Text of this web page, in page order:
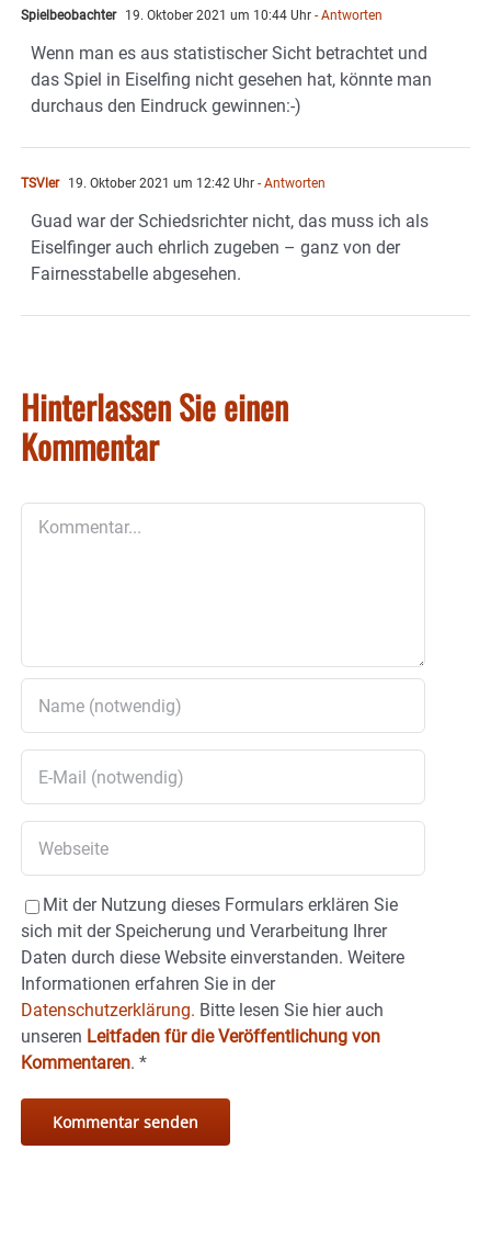
Spielbeobachter 19. Oktober 2021 um 10:44 Uhr - Antworten
Wenn man es aus statistischer Sicht betrachtet und
das Spiel in Eiselfing nicht gesehen hat, könnte man
durchaus den Eindruck gewinnen:-)
TSVler 19. Oktober 2021 um 12:42 Uhr - Antworten
Guad war der Schiedsrichter nicht, das muss ich als
Eiselfinger auch ehrlich zugeben – ganz von der
Fairnesstabelle abgesehen.
Hinterlassen Sie einen
Kommentar
Mit der Nutzung dieses Formulars erklären Sie
sich mit der Speicherung und Verarbeitung Ihrer
Daten durch diese Website einverstanden. Weitere
Informationen erfahren Sie in der
Datenschutzerklärung. Bitte lesen Sie hier auch
unseren Leitfaden für die Veröffentlichung von
Kommentaren. *